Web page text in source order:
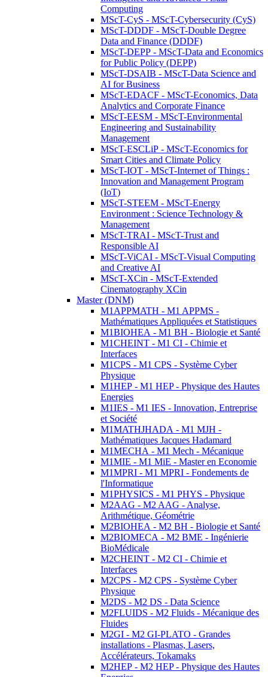
Computing
MScT-CyS - MScT-Cybersecurity (CyS)
MScT-DDDF - MScT-Double Degree
Data and Finance (DDDF)
MScT-DEPP - MScT-Data and Economics
for Public Policy (DEPP)
MScT-DSAIB - MScT-Data Science and
AI for Business
MScT-EDACF - MScT-Economics, Data
Analytics and Corporate Finance
MScT-EESM - MScT-Environmental
Engineering and Sustainability
Management
MScT-ESCLiP - MScT-Economics for
Smart Cities and Climate Policy
MScT-IOT - MScT-Internet of Things :
Innovation and Management Program
(IoT)
MScT-STEEM - MScT-Energy
Environment : Science Technology &
Management
MScT-TRAI - MScT-Trust and
Responsible AI
MScT-ViCAI - MScT-Visual Computing
and Creative AI
MScT-XCin - MScT-Extended
Cinematography XCin
Master (DNM)
M1APPMATH - M1 APPMS -
Mathématiques Appliquées et Statistiques
M1BIOHEA - M1 BH - Biologie et Santé
M1CHEINT - M1 CI - Chimie et
Interfaces
M1CPS - M1 CPS - Système Cyber
Physique
M1HEP - M1 HEP - Physique des Hautes
Energies
M1IES - M1 IES - Innovation, Entreprise
et Société
M1MATHJHADA - M1 MJH -
Mathématiques Jacques Hadamard
M1MECHA - M1 Mech - Mécanique
M1MIE - M1 MiE - Master en Economie
M1MPRI - M1 MPRI - Fondements de
l'Informatique
M1PHYSICS - M1 PHYS - Physique
M2AAG - M2 AAG - Analyse,
Arithmétique, Géométrie
M2BIOHEA - M2 BH - Biologie et Santé
M2BIOMECA - M2 BME - Ingénierie
BioMédicale
M2CHEINT - M2 CI - Chimie et
Interfaces
M2CPS - M2 CPS - Système Cyber
Physique
M2DS - M2 DS - Data Science
M2FLUIDS - M2 Fluids - Mécanique des
Fluides
M2GI - M2 GI-PLATO - Grandes
installations - Plasmas, Lasers,
Accélérateurs, Tokamaks
M2HEP - M2 HEP - Physique des Hautes